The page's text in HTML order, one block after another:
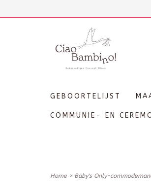
GEBOORTELIJST
COMMUNIE- EN
Home > Baby's Only-